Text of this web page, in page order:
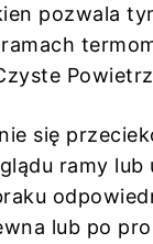
pozwala
się
ramy
lub po